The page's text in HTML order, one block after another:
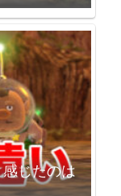
じたのは